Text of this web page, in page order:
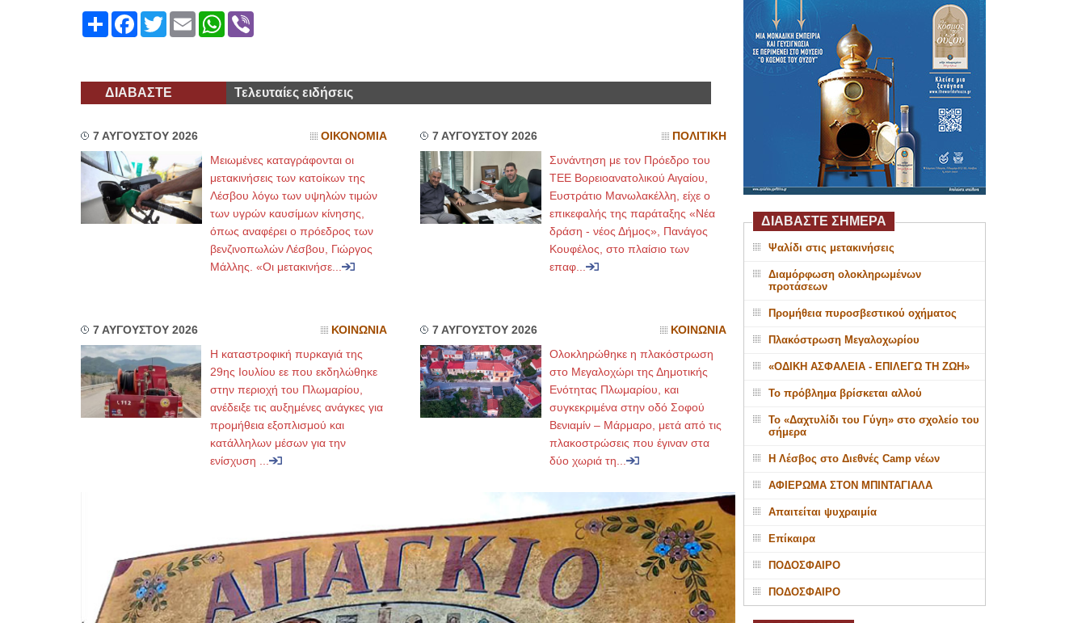
ShareFacebook
TwitterEmailWhatsApp
Viber
ΔΙΑΒΑΣΤΕ Τελευταίες ειδήσεις
7 ΑΥΓΟΥΣΤΟΥ 2026 ΟΙΚΟΝΟΜΙΑ
Μειωμένες καταγράφονται οι
μετακινήσεις των κατοίκων της
Λέσβου λόγω των υψηλών τιμών
των υγρών καυσίμων κίνησης,
όπως αναφέρει ο πρόεδρος των
βενζινοπωλών Λέσβου, Γιώργος
Μάλλης. «Οι μετακινήσε...
7 ΑΥΓΟΥΣΤΟΥ 2026 ΠΟΛΙΤΙΚΗ
Συνάντηση με τον Πρόεδρο του
ΤΕΕ Βορειοανατολικού Αιγαίου,
Ευστράτιο Μανωλακέλλη, είχε ο
επικεφαλής της παράταξης «Νέα
δράση - νέος Δήμος», Πανάγος
Κουφέλος, στο πλαίσιο των
επαφ...
7 ΑΥΓΟΥΣΤΟΥ 2026 ΚΟΙΝΩΝΙΑ
Η καταστροφική πυρκαγιά της
29ης Ιουλίου εε που εκδηλώθηκε
στην περιοχή του Πλωμαρίου,
ανέδειξε τις αυξημένες ανάγκες για
προμήθεια εξοπλισμού και
κατάλληλων μέσων για την
ενίσχυση ...
7 ΑΥΓΟΥΣΤΟΥ 2026 ΚΟΙΝΩΝΙΑ
Ολοκληρώθηκε η πλακόστρωση
στο Μεγαλοχώρι της Δημοτικής
Ενότητας Πλωμαρίου, και
συγκεκριμένα στην οδό Σοφού
Βενιαμίν – Μάρμαρο, μετά από τις
πλακοστρώσεις που έγιναν στα
δύο χωριά τη...
ΔΙΑΒΑΣΤΕ ΣΗΜΕΡΑ
Ψαλίδι στις μετακινήσεις
Διαμόρφωση ολοκληρωμένων
προτάσεων
Προμήθεια πυροσβεστικού οχήματος
Πλακόστρωση Μεγαλοχωρίου
«ΟΔΙΚΗ ΑΣΦΑΛΕΙΑ - ΕΠΙΛΕΓΩ ΤΗ ΖΩΗ»
Το πρόβλημα βρίσκεται αλλού
Το «Δαχτυλίδι του Γύγη» στο σχολείο του
σήμερα
Η Λέσβος στο Διεθνές Camp νέων
ΑΦΙΕΡΩΜΑ ΣΤΟΝ ΜΠΙΝΤΑΓΙΑΛΑ
Απαιτείται ψυχραιμία
Επίκαιρα
ΠΟΔΟΣΦΑΙΡΟ
ΠΟΔΟΣΦΑΙΡΟ